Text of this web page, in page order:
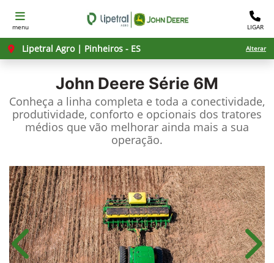
menu LIGAR
Lipetral Agro | Pinheiros - ES Alterar
John Deere Série 6M
Conheça a linha completa e toda a conectividade,
produtividade, conforto e opcionais dos tratores
médios que vão melhorar ainda mais a sua
operação.
Anterior